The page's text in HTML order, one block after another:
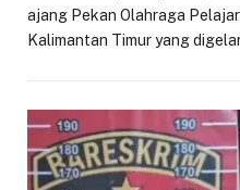
ajang Pekan Olahraga Pelajar
Kalimantan Timur yang